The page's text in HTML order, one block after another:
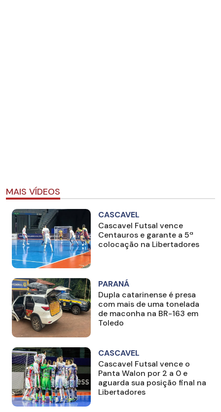
MAIS VÍDEOS
CASCAVEL
Cascavel Futsal vence
Centauros e garante a 5ª
colocação na Libertadores
PARANÁ
Dupla catarinense é presa
com mais de uma tonelada
de maconha na BR-163 em
Toledo
CASCAVEL
Cascavel Futsal vence o
Panta Walon por 2 a 0 e
aguarda sua posição final na
Libertadores